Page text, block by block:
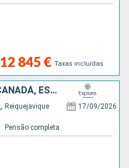
12 845 € Taxas incluídas
ISLÂNDIA, GROENLANDIA, CANADÁ, ESTADOS UNIDOS
Reiquejavique 17/09/2026
Pensão completa